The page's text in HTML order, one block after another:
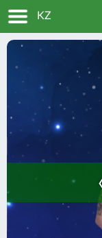
KZ
Главная
Интернет
Телевидение
Умный дом
Для бизнеса